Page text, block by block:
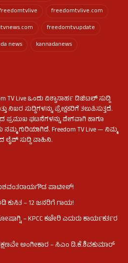
freedomtvlive.com
freedomtvupdate
news
kannadanews
TV Live ಒಂದು ವಿಶ್ವಾಸಾರ್ಹ ಡಿಜಿಟಲ್ ಸುದ್ದಿ
ನಿಖರ ಸುದ್ದಿಗಳನ್ನು ಪ್ರೇಕ್ಷಕರಿಗೆ ತಲುಪಿಸುತ್ತದೆ.
ಪ್ರಮುಖ ಘಟನೆಗಳನ್ನು ವೇಗವಾಗಿ ಹಾಗೂ
ನಮ್ಮ ಗುರಿಯಾಗಿದೆ. Freedom TV Live — ನಿಮ್ಮ
ಲೈವ್ ಸುದ್ದಿ ವಾಹಿನಿ.
ಪಾಟೀಲ್‌!
– 12 ಜನರಿಗೆ ಗಾಯ!
– KPCC ಕಚೇರಿ ಎದುರು ಕಾರ್ಯಕರ್ತರ
ಅಂಗೀಕಾರ – ಸಿಎಂ ಡಿ.ಕೆ.ಶಿವಕುಮಾರ್